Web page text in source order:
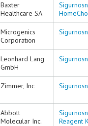
Baxter
Healthcare SA
Microgenics
Corporation
Leonhard Lang
GmbH
Zimmer, Inc
Abbott
Molecular Inc.
Reagent